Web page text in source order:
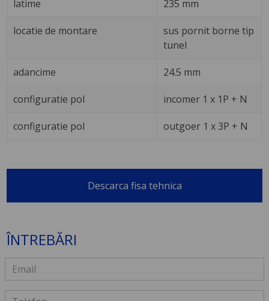
latime 235 mm
locatie de montare
sus pornit borne tip
tunel
adancime 24.5 mm
configuratie pol incomer 1 x 1P + N
configuratie pol outgoer 1 x 3P + N
Descarca fisa tehnica
ÎNTREBĂRI